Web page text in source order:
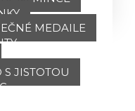
MEDAILE
S JISTOTOU